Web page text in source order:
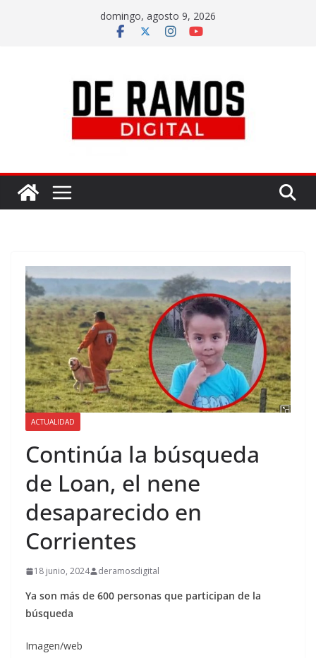
domingo, agosto 9, 2026
ACTUALIDAD
Continúa la búsqueda
de Loan, el nene
desaparecido en
Corrientes
18 junio, 2024 deramosdigital
Ya son más de 600 personas que participan de la
búsqueda
Imagen/web